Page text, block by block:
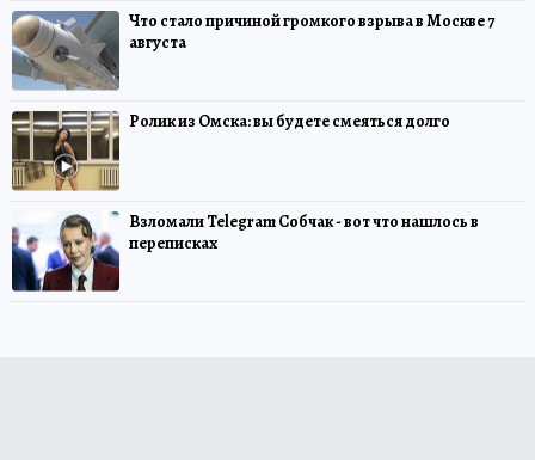
Что стало причиной громкого взрыва в Москве 7
августа
Ролик из Омска: вы будете смеяться долго
Взломали Telegram Собчак - вот что нашлось в
переписках